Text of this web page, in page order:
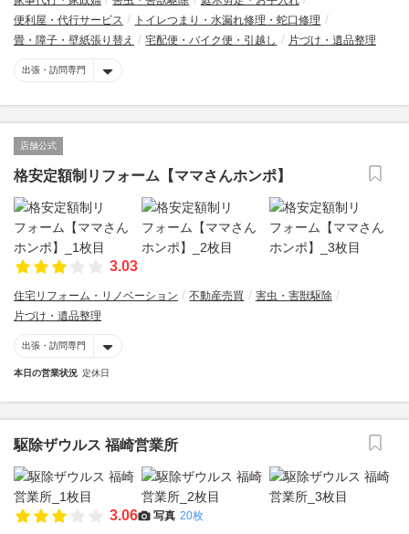
便利屋・代行サービス
トイレつまり・水漏れ修理・蛇口修理
畳・障子・壁紙張り替え
宅配便・バイク便・引越し 片づけ・遺品整理
出張・訪問専門
店舗公式
格安定額制リフォーム【ママさんホンポ】
3.03
住宅リフォーム・リノベーション 不動産売買
害虫・害獣駆除
片づけ・遺品整理
出張・訪問専門
本日の営業状況 定休日
駆除ザウルス 福崎営業所
3.06 写真 20枚